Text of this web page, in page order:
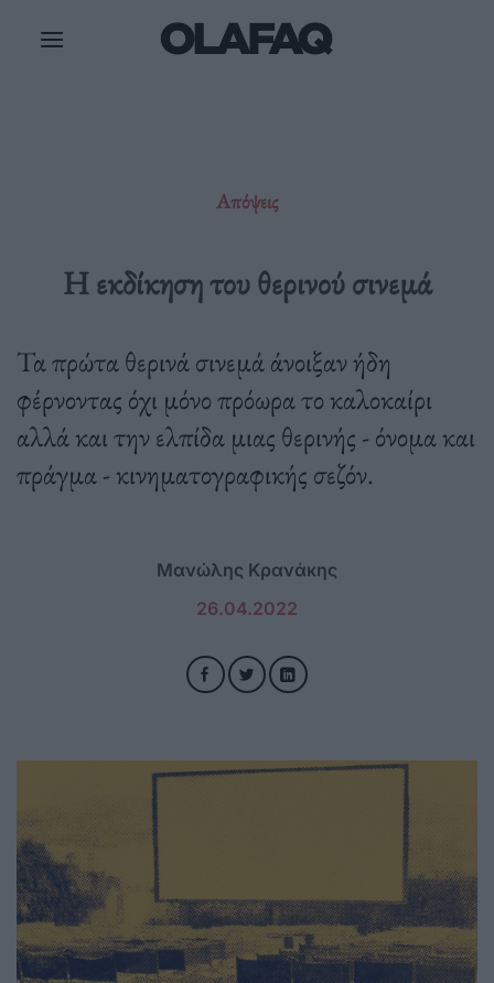
Απόψεις
Η εκδίκηση του θερινού σινεμά
Τα πρώτα θερινά σινεμά άνοιξαν ήδη
φέρνοντας όχι μόνο πρόωρα το καλοκαίρι
αλλά και την ελπίδα μιας θερινής - όνομα και
πράγμα - κινηματογραφικής σεζόν.
Μανώλης Κρανάκης
26.04.2022